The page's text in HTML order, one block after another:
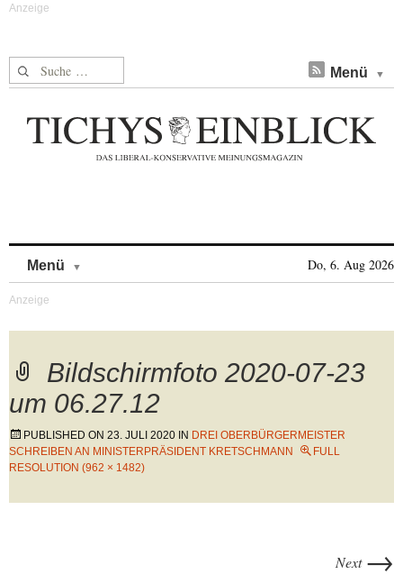
Suche nach: Menü
Menü Do, 6. Aug 2026
Bildschirmfoto 2020-07-23
um 06.27.12
PUBLISHED ON 23. JULI 2020 IN DREI OBERBÜRGERMEISTER
SCHREIBEN AN MINISTERPRÄSIDENT KRETSCHMANN
FULL
RESOLUTION (962 × 1482)
Next →